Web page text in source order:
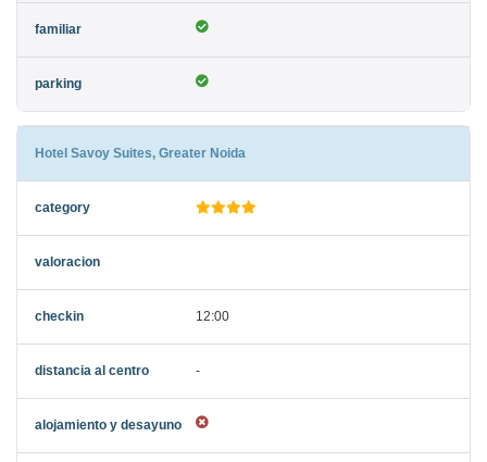
Hotel Savoy Suites, Greater Noida
12:00
-